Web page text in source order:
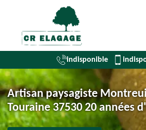
indisponible
Artisan paysagiste
Touraine 37530 20 années